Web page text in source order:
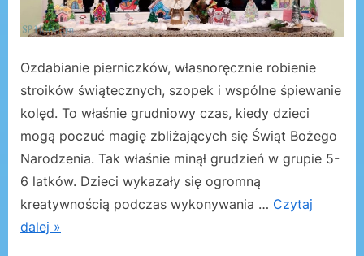
Ozdabianie pierniczków, własnoręcznie robienie
stroików świątecznych, szopek i wspólne śpiewanie
kolęd. To właśnie grudniowy czas, kiedy dzieci
mogą poczuć magię zbliżających się Świąt Bożego
Narodzenia. Tak właśnie minął grudzień w grupie 5-
6 latków. Dzieci wykazały się ogromną
kreatywnością podczas wykonywania … Czytaj
dalej »